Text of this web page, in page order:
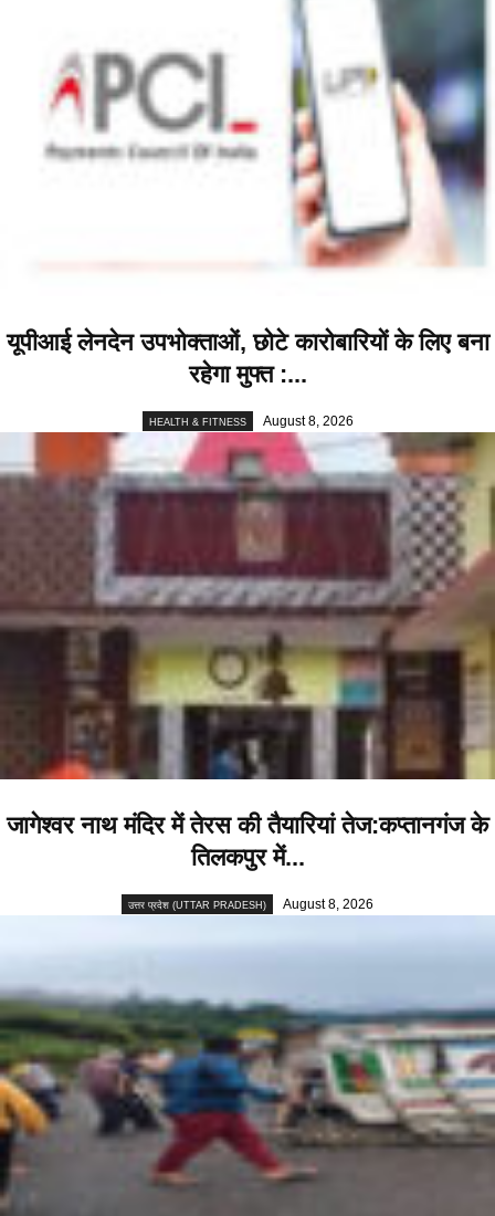
यूपीआई लेनदेन उपभोक्ताओं, छोटे कारोबारियों के लिए बना
रहेगा मुफ्त :...
HEALTH & FITNESS August 8, 2026
जागेश्वर नाथ मंदिर में तेरस की तैयारियां तेज:कप्तानगंज के
तिलकपुर में...
उत्तर प्रदेश (UTTAR PRADESH) August 8, 2026